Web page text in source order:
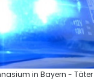
in Bayern - Täter